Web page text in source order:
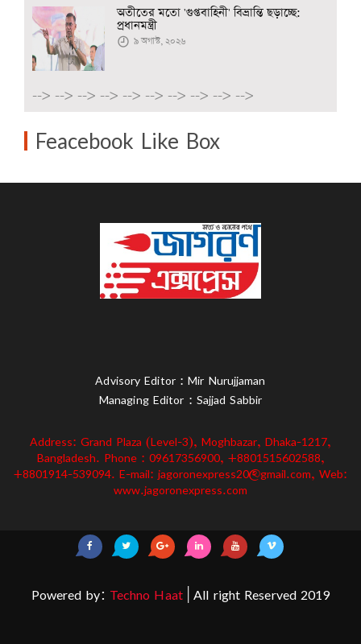
অতীতের মতো 'গুপ্তবাহিনী' বিভ্রান্তি ছড়াচ্ছে:
প্রধানমন্ত্রী
৯ অগাস্ট, ২০২৬
--> --> --> --> --> --> --> --> --> -->
Feacebook Like Box
Advisory Editor : Mir Nurujjaman
Managing Editor : Sajjad Sabbir
Address: Grand Plaza (Level-3), Moghbazar, Dhaka-1217,
Bangladesh. Phone : 09617356900, +8801515602588,
+8801914-539094. E-mail: jagoronexpress20@gmail.com, Web:
www.jagoronexpress.com
Powered by: Techno Haat| All right Reserved 2019